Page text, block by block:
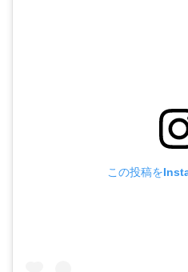
この投稿を